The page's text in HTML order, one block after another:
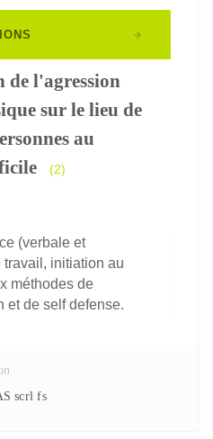
de l'agression
sur le lieu de
au
(2)
(verbale et
initiation au
méthodes de
et de self defense.
scrl fs